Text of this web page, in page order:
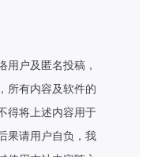
用户及匿名投稿，
所有内容及软件的
得将上述内容用于
果请用户自负，我